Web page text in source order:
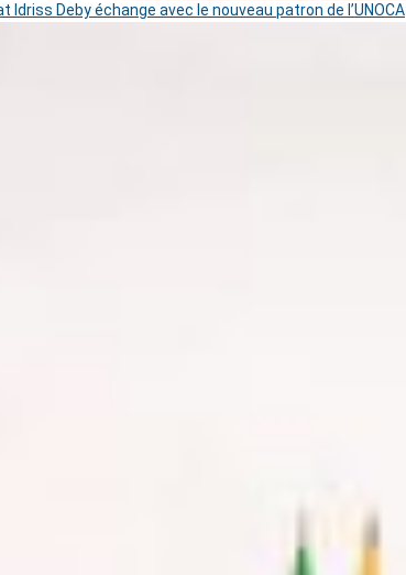
Idriss Deby échange avec le nouveau patron de l’UNOCA